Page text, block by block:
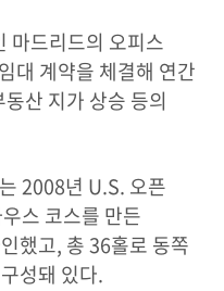
마드리드의 오피스
대 계약을 체결해 연간
산 지가 상승 등의
2008년 U.S. 오픈
스 코스를 만든
했고, 총 36홀로 동쪽
성돼 있다.